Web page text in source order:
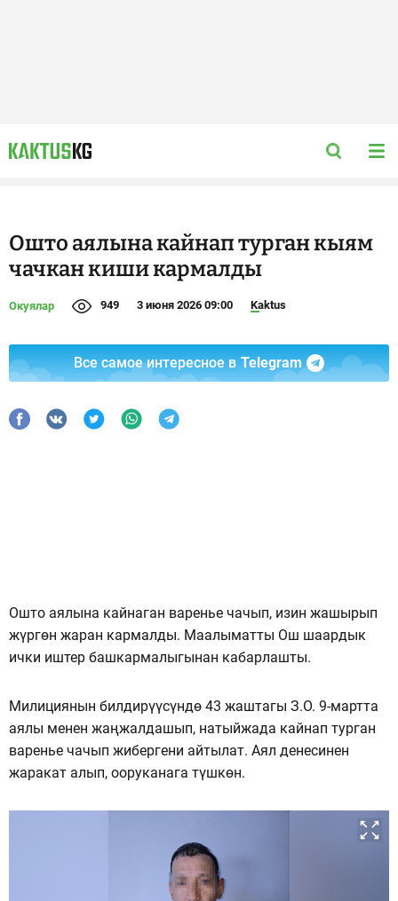
Ошто аялына кайнап турган кыям
чачкан киши кармалды
Окуялар 949 3 июня 2026 09:00 Kaktus
Все самое интересное в Telegram
Ошто аялына кайнаган варенье чачып, изин жашырып
жүргөн жаран кармалды. Маалыматты Ош шаардык
ички иштер башкармалыгынан кабарлашты.
Милициянын билдирүүсүндө 43 жаштагы З.О. 9-мартта
аялы менен жаңжалдашып, натыйжада кайнап турган
варенье чачып жибергени айтылат. Аял денесинен
жаракат алып, ооруканага түшкөн.